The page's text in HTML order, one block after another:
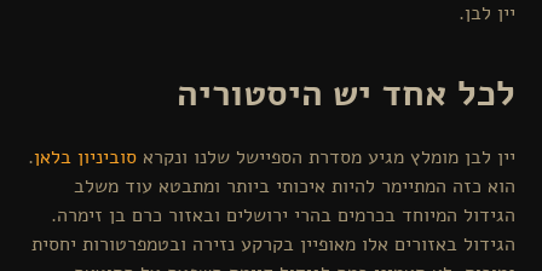
אחד יש היסטוריה
מומלץ מגיע מסדרת הספיישל שלנו ונקראסוביניון בלאן.
המתיימר להיות איכותי ביותר ומתבטא עוד משלב
המיוחד בכרמים בהרי ירושלים ובאזור כרם בן זימרה.
באזורים אלו מאופיין בקרקע נזירה ובטמפרטורות יחסית